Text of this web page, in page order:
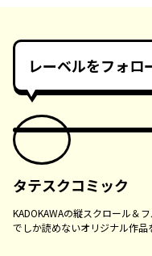
レーベルをフォロ
タテスクコミック
KADOKAWAの縦スクロール＆
でしか読めないオリジナル作